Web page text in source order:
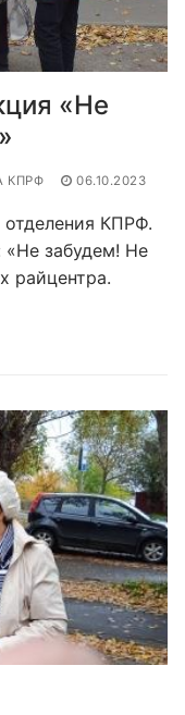
«Не
КПРФ 06.10.2023
КПРФ.
«Не забудем! Не
райцентра.